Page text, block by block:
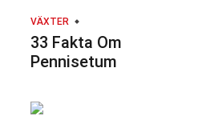
VÄXTER
33 Fakta Om
Pennisetum